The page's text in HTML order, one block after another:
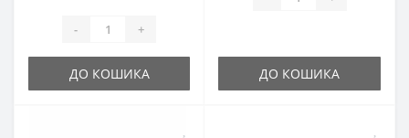
- +
ДО КОШИКА ДО КОШИКА